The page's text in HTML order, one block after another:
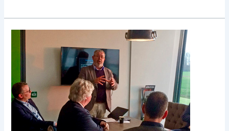
ledenavond
04-
2019 bij
PT
Creations